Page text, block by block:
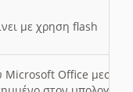
με χρηση flash
Microsoft Office μεσω